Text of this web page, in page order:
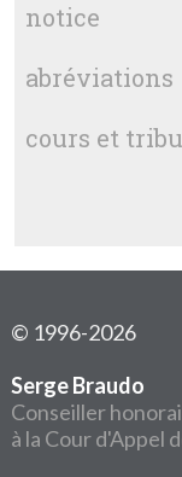
notice
abréviations
cours et
© 1996-2026
Serge Braudo
Conseiller
à la Cour d'Appel